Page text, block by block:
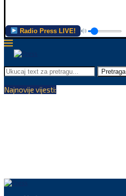
Radio Press LIVE!
Pretraga
Najnovije vijesti: